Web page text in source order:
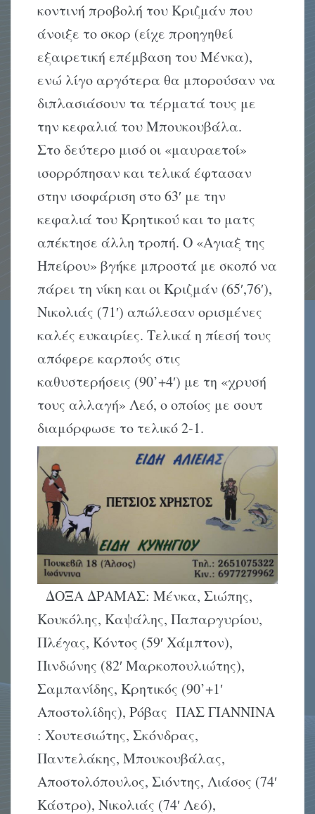
κοντινή προβολή του Κριζμάν που
άνοιξε το σκορ (είχε προηγηθεί
εξαιρετική επέμβαση του Μένκα),
ενώ λίγο αργότερα θα μπορούσαν να
διπλασιάσουν τα τέρματά τους με
την κεφαλιά του Μπουκουβάλα.
Στο δεύτερο μισό οι «μαυραετοί»
ισορρόπησαν και τελικά έφτασαν
στην ισοφάριση στο 63′ με την
κεφαλιά του Κρητικού και το ματς
απέκτησε άλλη τροπή. Ο «Αγιαξ της
Ηπείρου» βγήκε μπροστά με σκοπό να
πάρει τη νίκη και οι Κριζμάν (65′,76′),
Νικολιάς (71′) απώλεσαν ορισμένες
καλές ευκαιρίες. Τελικά η πίεσή τους
απόφερε καρπούς στις
καθυστερήσεις (90’+4′) με τη «χρυσή
τους αλλαγή» Λεό, ο οποίος με σουτ
διαμόρφωσε το τελικό 2-1.
ΔΟΞΑ ΔΡΑΜΑΣ: Μένκα, Σιώπης,
Κουκόλης, Καψάλης, Παπαργυρίου,
Πλέγας, Κόντος (59′ Χάμπτον),
Πινδώνης (82′ Μαρκοπουλιώτης),
Σαμπανίδης, Κρητικός (90’+1′
Αποστολίδης), Ρόβας ΠΑΣ ΓΙΑΝΝΙΝΑ
: Χουτεσιώτης, Σκόνδρας,
Παντελάκης, Μπουκουβάλας,
Αποστολόπουλος, Σιόντης, Λιάσος (74′
Κάστρο), Νικολιάς (74′ Λεό),